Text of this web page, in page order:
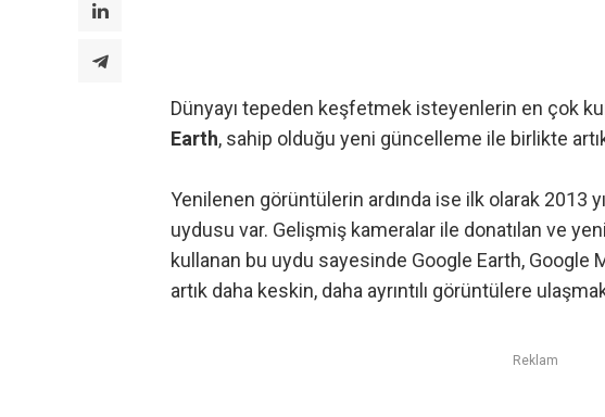
Dünyayı tepeden keşfetmek isteyenlerin en çok
Earth, sahip olduğu yeni güncelleme ile birlikte
Yenilenen görüntülerin ardında ise ilk olarak 2013
uydusu var. Gelişmiş kameralar ile donatılan ve
kullanan bu uydu sayesinde Google Earth,
artık daha keskin, daha ayrıntılı görüntülere
Reklam